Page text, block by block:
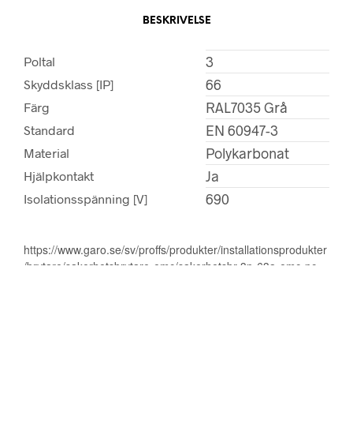
BESKRIVELSE
Poltal 3
Skyddsklass [IP] 66
Färg RAL7035 Grå
Standard EN 60947-3
Material Polykarbonat
Hjälpkontakt Ja
Isolationsspänning [V] 690
https://www.garo.se/sv/proffs/produkter/installationsprodukter
/brytare/sakerhetsbrytare-emc/sakerhetsbr-3p-63a-emc-pc